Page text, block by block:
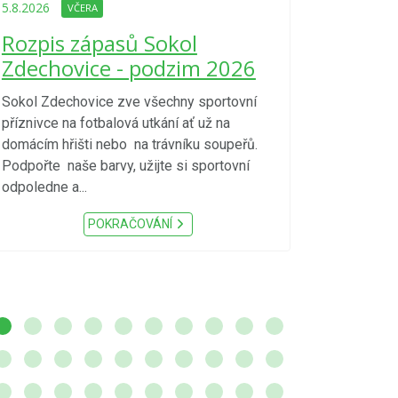
5.8.2026 VČERA
Rozpis zápasů Sokol
Zdechovice - podzim 2026
Sokol Zdechovice zve všechny sportovní
příznivce na fotbalová utkání ať už na
domácím hřišti nebo na trávníku soupeřů.
Podpořte naše barvy, užijte si sportovní
odpoledne a...
POKRAČOVÁNÍ